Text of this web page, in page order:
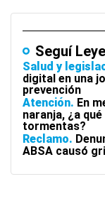
Seguí
Salud y
digital en una
prevención
Atención En
naranja, ¿a
tormentas?
Reclamo
ABSA causó